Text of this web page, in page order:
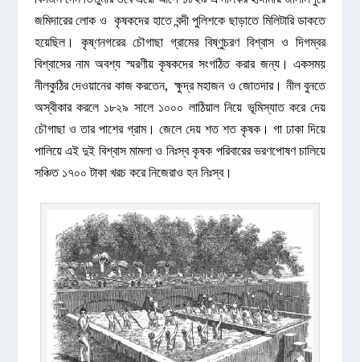
জমিদারের লোক ও কৃষকদের হাতে বন্দী পুলিশকে ছাড়াতে মিলিটারি ডাকতে
হয়েছিল। কৃষ্ণনগরের চৌগাছা গ্রামের বিষ্ণুচরণ বিশ্বাস ও দিগম্বর
বিশ্বাসের নাম অবশ্য স্মরণীয় কৃষকদের সংগঠিত করার জন্য। একসময়
নীলকুঠির দেওয়ানের কাজ করতেন, ক্ষুদ্র মহাজন ও জোতদার। নীল বুনতে
অস্বীকার করলে ১৮২৯ সালে ১০০০ লাঠিয়াল নিয়ে ভূমিস্যাত করে দেয়
চৌগাছা ও তার পাশের গ্রাম। জেলে দেয় শত শত কৃষক। গা ঢাকা দিয়ে
পালিয়ে এই দুই বিশ্বাস মামলা ও নিঃস্ব কৃষক পরিবারের ভরণপোষণ চালিয়ে
সঞ্চিত ১৭০০ টাকা খরচ করে নিজেরাও হন নিঃস্ব।